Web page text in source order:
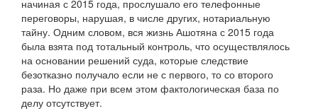
начиная с 2015 года, прослушало его телефонные
переговоры, нарушая, в числе других, нотариальную
тайну. Одним словом, вся жизнь Ашотяна с 2015 года
была взята под тотальный контроль, что осуществлялось
на основании решений суда, которые следствие
безотказно получало если не с первого, то со второго
раза. Но даже при всем этом фактологическая база по
делу отсутствует.